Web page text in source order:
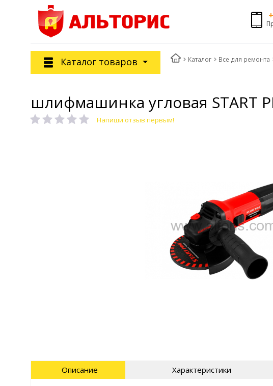
Каталог товаров Каталог Все для ремонта
шлифмашинка угловая START
Напиши отзыв первым!
Описание Характеристики